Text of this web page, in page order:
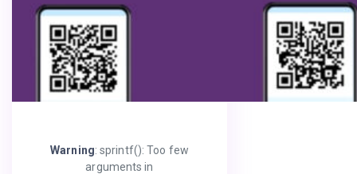
Warning: sprintf(): Too few
arguments in